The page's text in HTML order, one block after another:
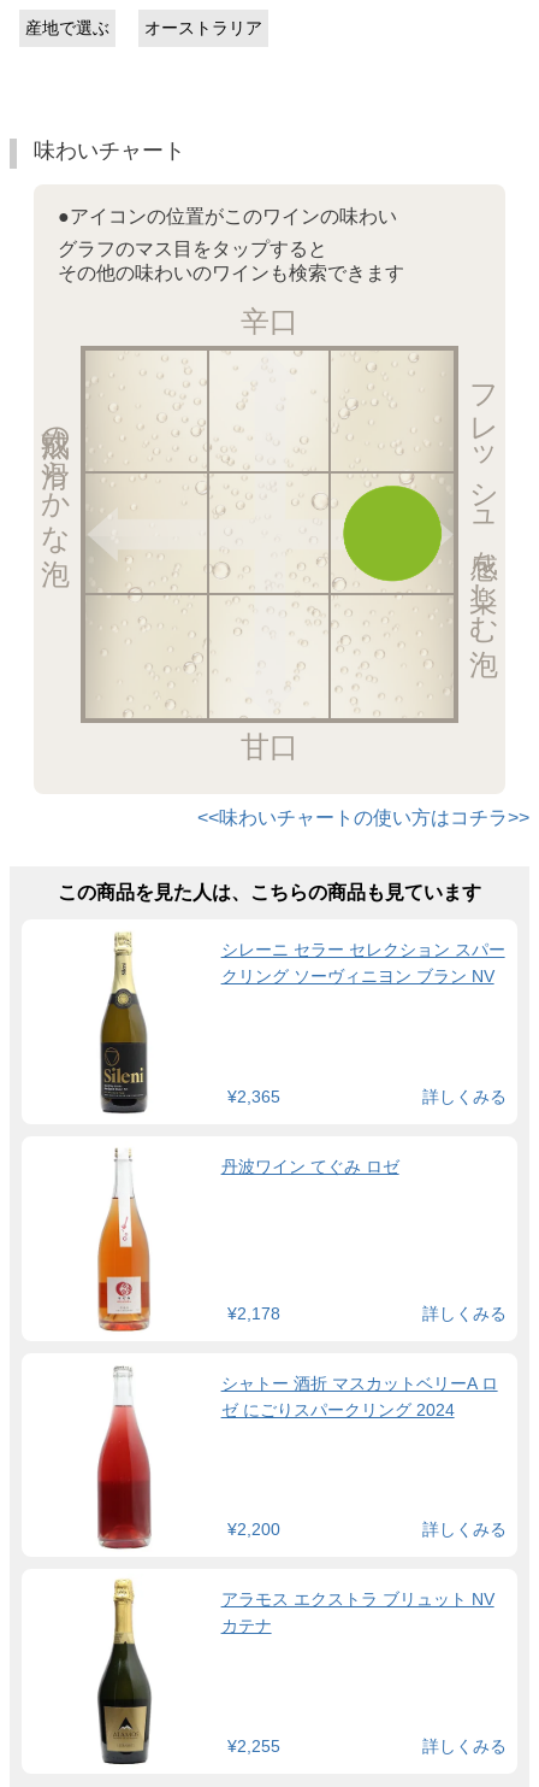
産地で選ぶ オーストラリア
味わいチャート
●アイコンの位置がこのワインの味わい
グラフのマス目をタップすると
その他の味わいのワインも検索できます
辛口
フレッシュ感を楽しむ泡
甘口
熟成の滑らかな泡
<<味わいチャートの使い方はコチラ>>
この商品を見た人は、こちらの商品も見ています
シレーニ セラー セレクション スパー
クリング ソーヴィニヨン ブラン NV
¥2,365 詳しくみる
丹波ワイン てぐみ ロゼ
¥2,178 詳しくみる
シャトー 酒折 マスカットベリーA ロ
ゼ にごりスパークリング 2024
¥2,200 詳しくみる
アラモス エクストラ ブリュット NV
カテナ
¥2,255 詳しくみる